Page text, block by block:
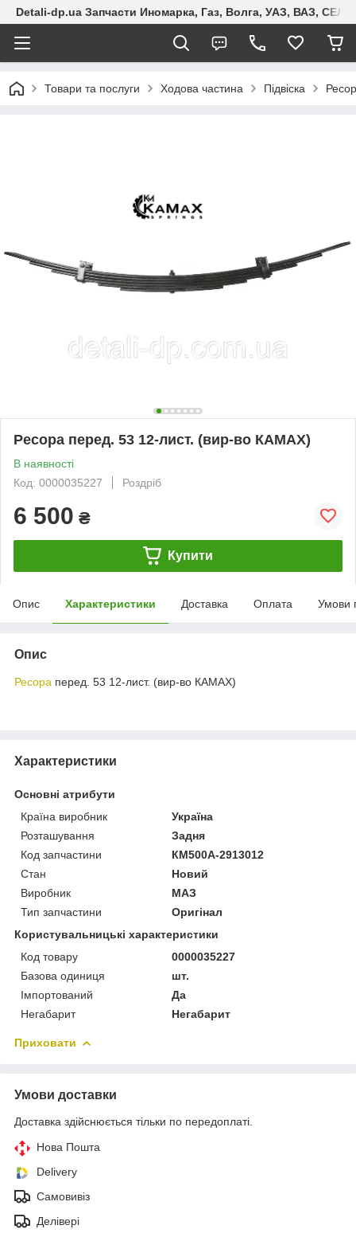
Detali-dp.ua Запчасти Иномарка, Газ, Волга, УАЗ, ВАЗ,
Товари та послуги Ходова частина Підвіска
Ресора перед. 53 12-лист. (вир-во КАМАХ)
В наявності
Код: 0000035227
Роздріб
6 500 ₴
Купити
Опис Характеристики Доставка Оплата Умови
Опис
Ресора перед. 53 12-лист. (вир-во КАМАХ)
Характеристики
Основні атрибути
Країна виробник
Україна
Розташування
Задня
Код запчастини
КМ500А-2913012
Стан
Новий
Виробник
МАЗ
Тип запчастини
Оригінал
Користувальницькі характеристики
Код товару
0000035227
Базова одиниця
шт.
Імпортований
Да
Негабарит
Негабарит
Приховати
Умови доставки
Доставка здійснюється тільки по передоплаті.
Нова Пошта
Delivery
Самовивіз
Делівері